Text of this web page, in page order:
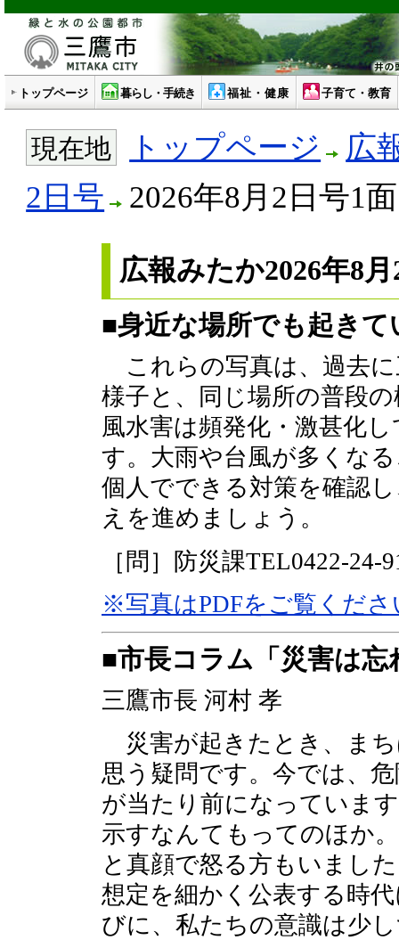
トップページ 暮らし・手続き 福祉・健康 子育て・教育
現在地 トップページ
広
2日号
2026年8月2日号1面
広報みたか2026年8
■身近な場所でも起き
これらの写真は、過去に
様子と、同じ場所の普段
風水害は頻発化・激甚化
す。大雨や台風が多くな
個人でできる対策を確認
えを進めましょう。
［問］防災課TEL0422-24-
※写真はPDFをご覧くださ
■市長コラム「災害は
三鷹市長 河村 孝
災害が起きたとき、ま
思う疑問です。今では、
が当たり前になっていま
示すなんてもってのほか
と真顔で怒る方もいまし
想定を細かく公表する時
びに、私たちの意識は少